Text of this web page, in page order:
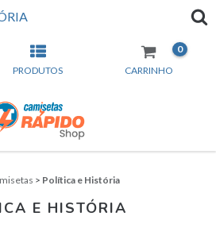
PRODUTOS CARRINHO
0
> Política e História
E HISTÓRIA